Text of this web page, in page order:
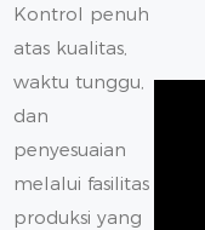
Kontrol penuh
atas kualitas,
waktu tunggu,
dan
penyesuaian
melalui fasilitas
produksi yang